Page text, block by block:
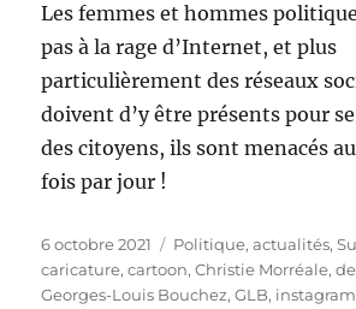
Les femmes et hommes
pas à la rage d’Internet, et plus
particulièrement des réseaux
doivent d’y être présents pour
des citoyens, ils sont menacés
fois par jour !
Publié
le
6 octobre 2021 Catégories
Politique, actualités,
caricature,cartoon,Christie Morréale,
Georges-Louis Bouchez,GLB, instagram